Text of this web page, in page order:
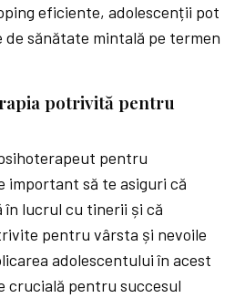
eficiente, adolescenții pot
de sănătate mintală pe termen
potrivită pentru
pentru
important să te asiguri că
în lucrul cu tinerii și că
pentru vârsta și nevoile
adolescentului în acest
crucială pentru succesul